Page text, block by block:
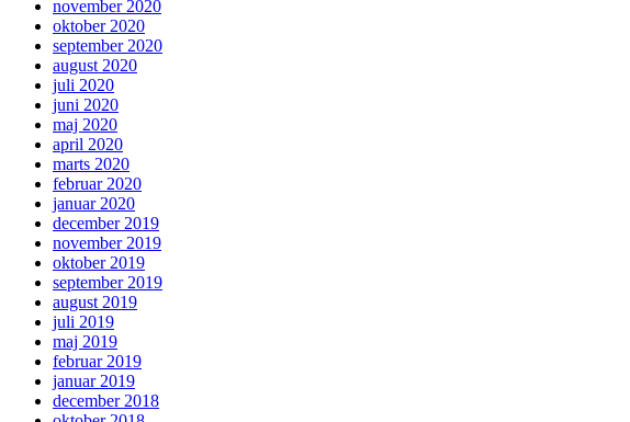
november 2020
oktober 2020
september 2020
august 2020
juli 2020
juni 2020
maj 2020
april 2020
marts 2020
februar 2020
januar 2020
december 2019
november 2019
oktober 2019
september 2019
august 2019
juli 2019
maj 2019
februar 2019
januar 2019
december 2018